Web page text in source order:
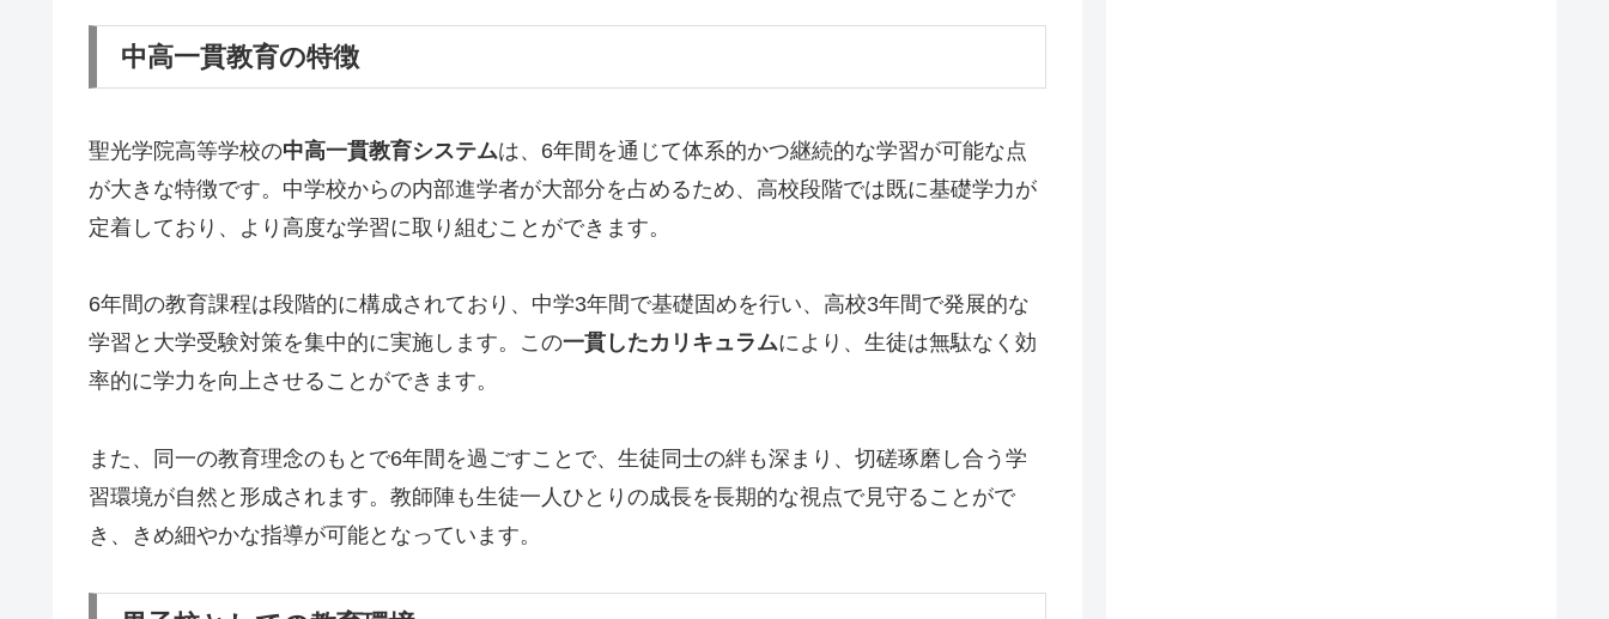
中高一貫教育の特徴
聖光学院高等学校の中高一貫教育システムは、6年間を通じて体系的かつ継続的な学習が可能な点
が大きな特徴です。中学校からの内部進学者が大部分を占めるため、高校段階では既に基礎学力が
定着しており、より高度な学習に取り組むことができます。
6年間の教育課程は段階的に構成されており、中学3年間で基礎固めを行い、高校3年間で発展的な
学習と大学受験対策を集中的に実施します。この一貫したカリキュラムにより、生徒は無駄なく効
率的に学力を向上させることができます。
また、同一の教育理念のもとで6年間を過ごすことで、生徒同士の絆も深まり、切磋琢磨し合う学
習環境が自然と形成されます。教師陣も生徒一人ひとりの成長を長期的な視点で見守ることがで
き、きめ細やかな指導が可能となっています。